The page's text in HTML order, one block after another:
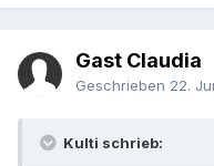
Gast Claudia
Geschrieben 22.
Kulti schrieb: